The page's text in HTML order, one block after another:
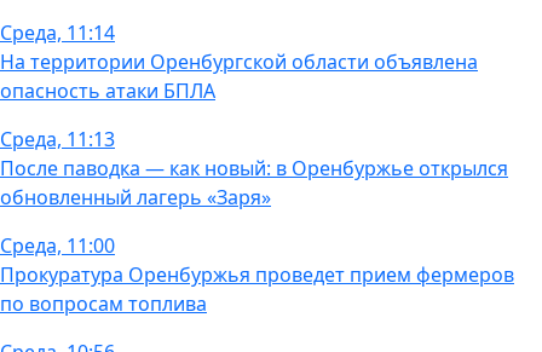
Среда, 11:14
На территории Оренбургской области объявлена
опасность атаки БПЛА
Среда, 11:13
После паводка — как новый: в Оренбуржье открылся
обновленный лагерь «Заря»
Среда, 11:00
Прокуратура Оренбуржья проведет прием фермеров
по вопросам топлива